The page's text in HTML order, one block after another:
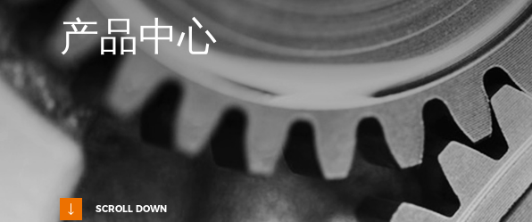
产品中心
SCROLL DOWN